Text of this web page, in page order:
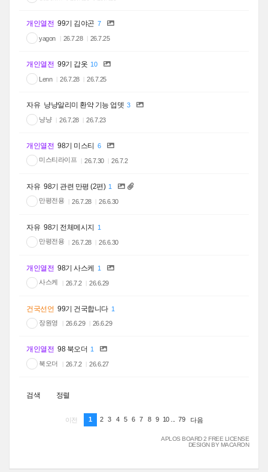
개인열전 99기 김야곤 7
yagon 26.7.28 26.7.25
개인열전 99기 갑옷 10
Lenn 26.7.28 26.7.25
자유 냥냥알리미 환약 기능 업뎃 3
냥냥
26.7.28 26.7.23
개인열전 98기 미스티
6
미스티라이프
26.7.30 26.7.2
자유 98기 관련 만평 (2편) 1
만평전용
26.7.28 26.6.30
자유 98기 전체메시지 1
만평전용
26.7.28 26.6.30
개인열전 98기 사스케 1
사스케
26.7.2 26.6.29
건국선언 99기 건국합니다 1
장원영
26.6.29 26.6.29
개인열전 98 북오더 1
북오더
26.7.2 26.6.27
검색 정렬
이전 1 2 3 4 5 6 7 8 9 10 79 다음
APLOS BOARD 2 FREE LICENSE
DESIGN BY MACARON